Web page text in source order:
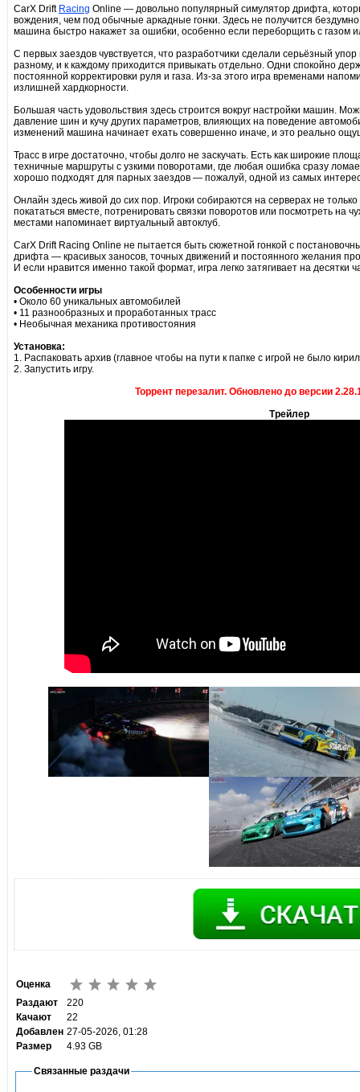
CarX Drift Racing Online — довольно популярный симулятор дрифта,
вождения, чем под обычные аркадные гонки. Здесь не получится
машина быстро накажет за ошибки, особенно если переборщить с газом
С первых заездов чувствуется, что разработчики сделали серьёзный
разному, и к каждому приходится привыкать отдельно. Одни спокойно
постоянной корректировки руля и газа. Из-за этого игра временами
излишней хардкорности.
Большая часть удовольствия здесь строится вокруг настройки машин.
давление шин и кучу других параметров, влияющих на поведение
изменений машина начинает ехать совершенно иначе, и это реально
Трасс в игре достаточно, чтобы долго не заскучать. Есть как широкие
техничные маршруты с узкими поворотами, где любая ошибка сразу
хорошо подходят для парных заездов — пожалуй, одной из самых
Онлайн здесь живой до сих пор. Игроки собираются на серверах не
покататься вместе, потренировать связки поворотов или посмотреть на
местами напоминает виртуальный автоклуб.
CarX Drift Racing Online не пытается быть сюжетной гонкой с
дрифта — красивых заносов, точных движений и постоянного желания
И если нравится именно такой формат, игра легко затягивает на десятки
Особенности игры
• Около 60 уникальных автомобилей
• 11 разнообразных и проработанных трасс
• Необычная механика противостояния
Установка:
1. Распаковать архив (главное чтобы на пути к папке с игрой не было
2. Запустить игру.
Торрент перезалит. Обновлено до версии
Трейлер
Оценка
Раздают
220
Качают
22
Добавлен 27-05-2026, 01:28
Размер
4.93 GB
Связанные раздачи